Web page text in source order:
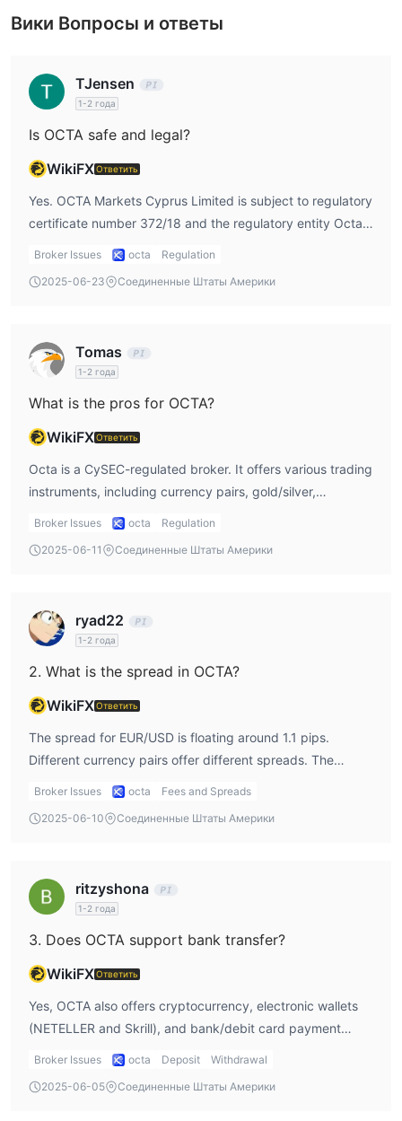
Вики Вопросы и ответы
TJensen
1-2 года
Is OCTA safe and legal?
WikiFXОтветить
Yes. OCTA Markets Cyprus Limited is subject to regulatory
certificate number 372/18 and the regulatory entity Octa
Markets Cyprus Ltd. This means that OCTA Markets'
brokers are safe.
Broker Issues octa
Regulation
2025-06-23
Соединенные Штаты Америки
Tomas
1-2 года
What is the pros for OCTA?
WikiFXОтветить
Octa is a CySEC-regulated broker. It offers various trading
instruments, including currency pairs, gold/silver,
commodities, indices, and cryptocurrencies. There also
Broker Issues octa
Regulation
2025-06-11
Соединенные Штаты Америки
ryad22
1-2 года
2. What is the spread in OCTA?
WikiFXОтветить
The spread for EUR/USD is floating around 1.1 pips.
Different currency pairs offer different spreads. The
smaller the spread, the stronger the liquidity of market
Broker Issues octa
Fees and Spreads
2025-06-10
Соединенные Штаты Америки
ritzyshona
1-2 года
3. Does OCTA support bank transfer?
WikiFXОтветить
Yes, OCTA also offers cryptocurrency, electronic wallets
(NETELLER and Skrill), and bank/debit card payment
Broker Issues octa Deposit
Withdrawal
2025-06-05
Соединенные Штаты Америки